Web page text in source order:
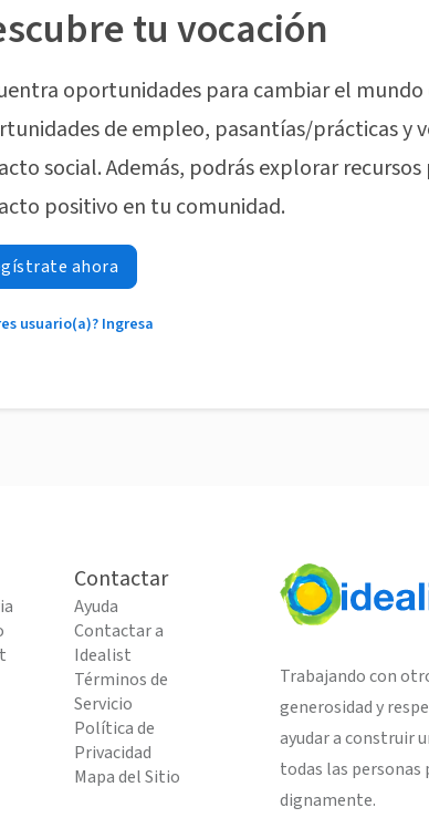
tu vocación
oportunidades para cambiar el
de empleo, pasantías/prácticas y
social. Además, podrás explorar
positivo en tu comunidad.
ahora
usuario(a)? Ingresa
Contactar
Ayuda
Contactar a
Idealist
Términos de
Servicio
Política de
Privacidad
Mapa del Sitio
Trabajando con
generosidad y
ayudar a construir
todas las personas
dignamente.